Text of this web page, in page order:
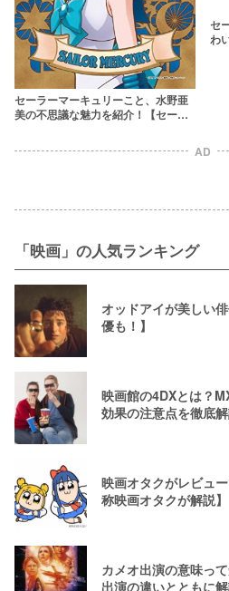
セーラーマーキュリーこと、水野亜
美の不思議な魅力を紹介！【セーラ
セ
わ
AD
「映画」の人気ランキング
オッドアイが美しい
優も！】
映画館の4DXとは？
効果の注意点を徹底
映画オタクがレビュ
称映画オタクが解説】
カメオ出演の意味っ
出演の違いとともに